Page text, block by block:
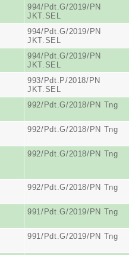
994/Pdt.G/2019/PN
JKT.SEL
994/Pdt.G/2019/PN
JKT.SEL
994/Pdt.G/2019/PN
JKT.SEL
993/Pdt.P/2018/PN
JKT.SEL
992/Pdt.G/2018/PN Tng
992/Pdt.G/2018/PN Tng
992/Pdt.G/2018/PN Tng
992/Pdt.G/2018/PN Tng
991/Pdt.G/2019/PN Tng
991/Pdt.G/2019/PN Tng